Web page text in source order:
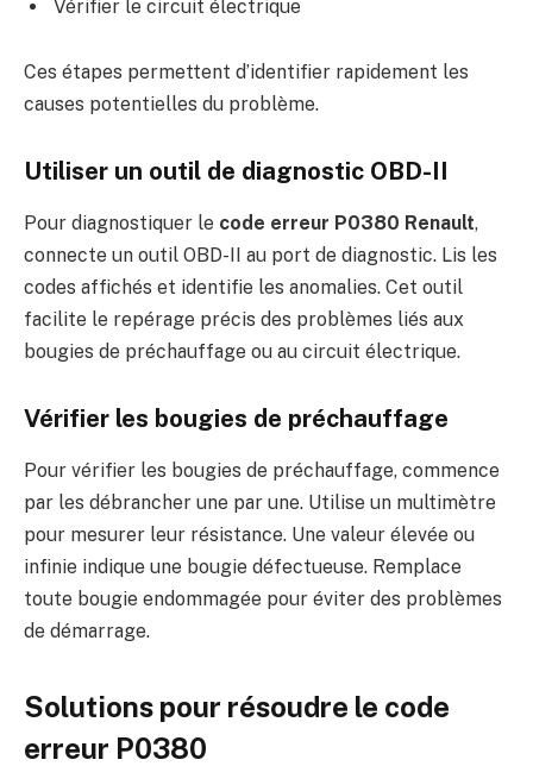
Vérifier le circuit électrique
Ces étapes permettent d’identifier rapidement les
causes potentielles du problème.
Utiliser un outil de diagnostic OBD-II
Pour diagnostiquer le code erreur P0380 Renault,
connecte un outil OBD-II au port de diagnostic. Lis les
codes affichés et identifie les anomalies. Cet outil
facilite le repérage précis des problèmes liés aux
bougies de préchauffage ou au circuit électrique.
Vérifier les bougies de préchauffage
Pour vérifier les bougies de préchauffage, commence
par les débrancher une par une. Utilise un multimètre
pour mesurer leur résistance. Une valeur élevée ou
infinie indique une bougie défectueuse. Remplace
toute bougie endommagée pour éviter des problèmes
de démarrage.
Solutions pour résoudre le code
erreur P0380